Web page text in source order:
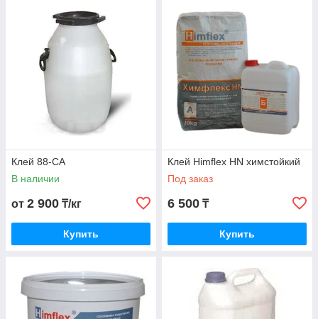
Клеи кислотоупорные
играют важную роль в
процессах производства пищевых и химических
продуктов, обеспечивая надежное соединение
различных материалов при контакте с агрессивными
средами. Эти специализированные клеи
предназначены для использования в условиях
высокой температуры, воздействия кислот и щелочей,
что делает их необходимым компонентом в
промышленности.
Клей 88-СА
В наличии
от 2 900 ₸/кг
Купить
Клей Himflex HN химстойкий
Под заказ
6 500 ₸
Купить